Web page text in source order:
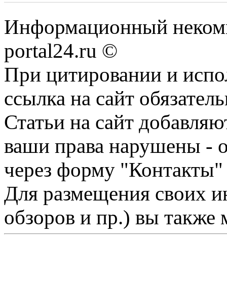
Информационный
portal24.ru ©
При цитировании и
ссылка на сайт
Статьи на сайт
ваши права нарушены -
через форму "Контакты"
Для размещения своих
обзоров и пр.) вы также